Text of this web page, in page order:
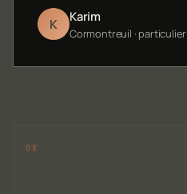
K Karim
Cormontreuil · particulier